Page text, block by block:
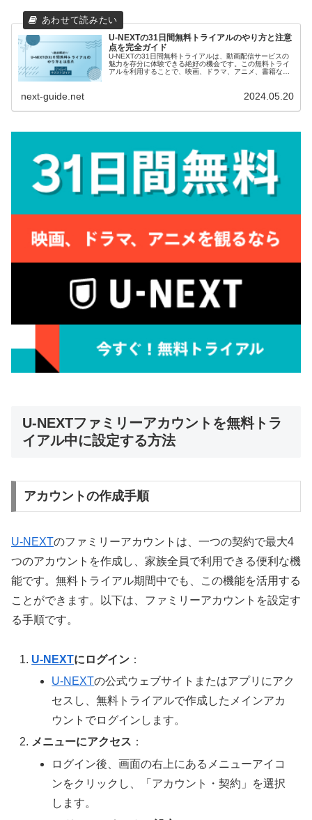
U-NEXTの31日間無料トライアルのやり方と注意
点を完全ガイド
U-NEXTの31日間無料トライアルは、動画配信サービスの
魅力を存分に体験できる絶好の機会です。この無料トライ
アルを利用することで、映画、ドラマ、アニメ、書籍な
細な情報や申し込み方法、注意点などを解説します。
next-guide.net 2024.05.20
U-NEXTファミリーアカウントを無料トラ
イアル中に設定する方法
アカウントの作成手順
U-NEXTのファミリーアカウントは、一つの契約で最大4
つのアカウントを作成し、家族全員で利用できる便利な機
能です。無料トライアル期間中でも、この機能を活用する
ことができます。以下は、ファミリーアカウントを設定す
る手順です。
U-NEXTにログイン ：
U-NEXTの公式ウェブサイトまたはアプリにアク
セスし、無料トライアルで作成したメインアカ
ウントでログインします。
メニューにアクセス ：
ログイン後、画面の右上にあるメニューアイコ
ンをクリックし、「アカウント・契約」を選択
します。